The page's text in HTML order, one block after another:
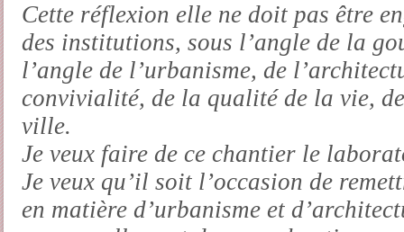
Cette réflexion elle ne doit pas être
des institutions, sous l’angle de la
l’angle de l’urbanisme, de
convivialité, de la qualité de la vie,
ville.
Je veux faire de ce chantier le
Je veux qu’il soit l’occasion de
en matière d’urbanisme et